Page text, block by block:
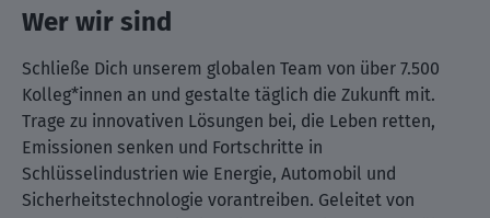
Wer wir sind
Schließe Dich unserem globalen Team von über 7.500
Kolleg*innen an und gestalte täglich die Zukunft mit.
Trage zu innovativen Lösungen bei, die Leben retten,
Emissionen senken und Fortschritte in
Schlüsselindustrien wie Energie, Automobil und
Sicherheitstechnologie vorantreiben. Geleitet von